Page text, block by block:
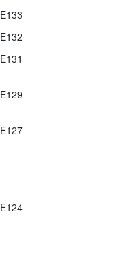
E133
E132
E131
E129
E127
E124